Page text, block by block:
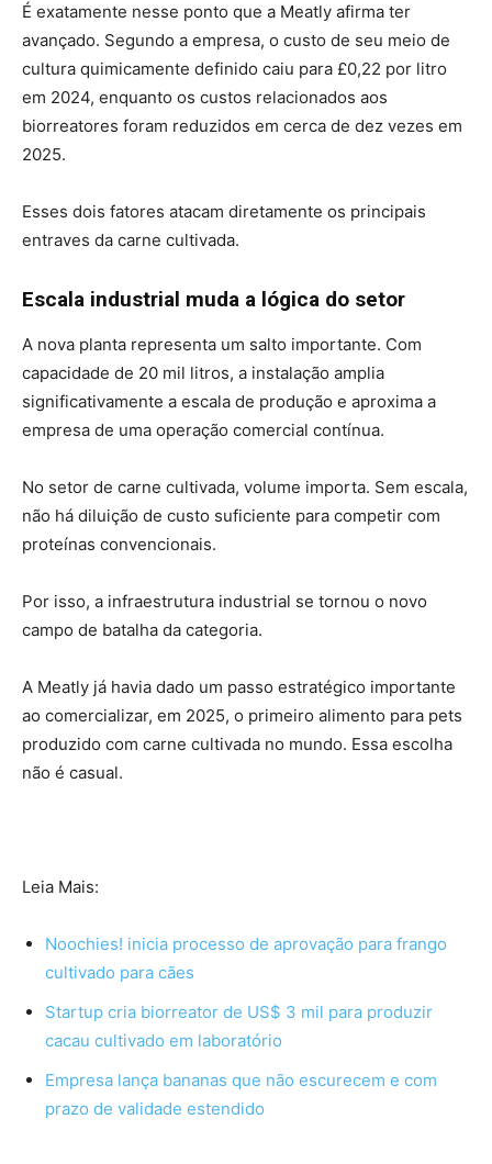
É exatamente nesse ponto que a Meatly afirma ter
avançado. Segundo a empresa, o custo de seu meio de
cultura quimicamente definido caiu para £0,22 por litro
em 2024, enquanto os custos relacionados aos
biorreatores foram reduzidos em cerca de dez vezes em
2025.
Esses dois fatores atacam diretamente os principais
entraves da carne cultivada.
Escala industrial muda a lógica do setor
A nova planta representa um salto importante. Com
capacidade de 20 mil litros, a instalação amplia
significativamente a escala de produção e aproxima a
empresa de uma operação comercial contínua.
No setor de carne cultivada, volume importa. Sem escala,
não há diluição de custo suficiente para competir com
proteínas convencionais.
Por isso, a infraestrutura industrial se tornou o novo
campo de batalha da categoria.
A Meatly já havia dado um passo estratégico importante
ao comercializar, em 2025, o primeiro alimento para pets
produzido com carne cultivada no mundo. Essa escolha
não é casual.
Leia Mais:
Noochies! inicia processo de aprovação para frango
cultivado para cães
Startup cria biorreator de US$ 3 mil para produzir
cacau cultivado em laboratório
Empresa lança bananas que não escurecem e com
prazo de validade estendido